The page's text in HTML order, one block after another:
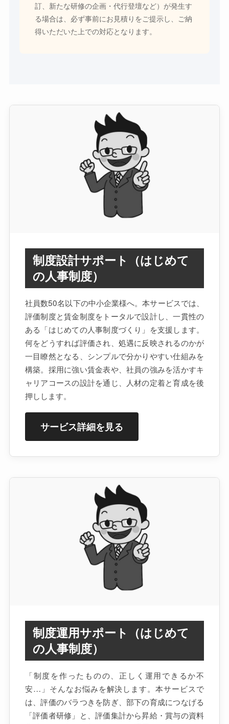
訂、新たな研修の企画・代行登壇など）が発生す
る場合は、必ず事前にお見積りをご提示し、ご納
得いただいた上での対応となります。
制度設計サポート（はじめて
の人事制度）
社員数50名以下の中小企業様へ。本サービスでは、
評価制度と賃金制度をトータルで設計し、一貫性の
ある「はじめての人事制度づくり」を支援します。
何をどうすれば評価され、処遇に反映されるのかが
一目瞭然となる、シンプルで分かりやすい仕組みを
構築。採用に強い賃金表や、社員の強みを活かすキ
ャリアコースの設計を通じ、人材の定着と育成を後
押しします。
サービス詳細を見る
制度運用サポート（はじめて
の人事制度）
「制度を作ったものの、正しく運用できるか不
安…」そんなお悩みを解決します。本サービスで
は、評価のバラつきを防ぎ、部下の育成につなげる
「評価者研修」と、評価集計から昇給・賞与の資料